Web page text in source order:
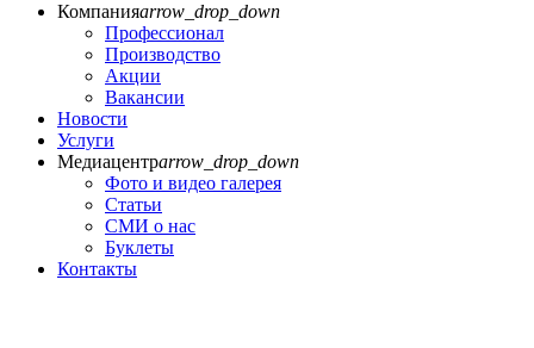
Компанияarrow_drop_down
Профессионал
Производство
Акции
Вакансии
Новости
Услуги
Медиацентрarrow_drop_down
Фото и видео галерея
Статьи
СМИ о нас
Буклеты
Контакты